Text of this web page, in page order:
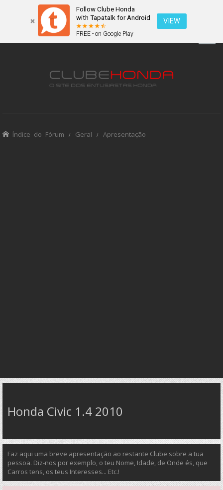
Follow Clube Honda
with Tapatalk for Android
FREE - on Google Play
VIEW
Índice do Fórum Geral Apresentação
Honda Civic 1.4 2010
Faz aqui uma breve apresentação ao restante Clube sobre a tua
pessoa. Diz-nos por exemplo, o teu Nome, Idade, de Onde és, que
Carros tens, os teus Interesses... Etc.!